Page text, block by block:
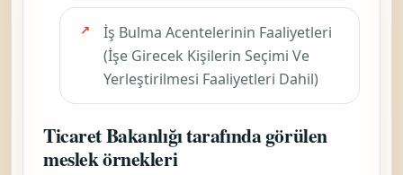
İş Bulma Acentelerinin Faaliyetleri
(İşe Girecek Kişilerin Seçimi Ve
Yerleştirilmesi Faaliyetleri Dahil)
Ticaret Bakanlığı tarafında görülen
meslek örnekleri